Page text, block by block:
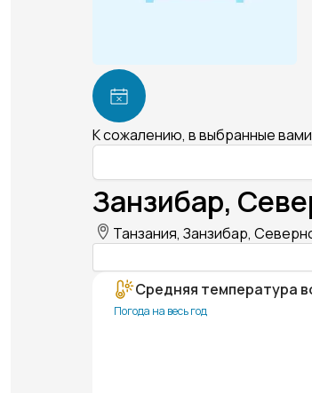
К сожалению, в выбранные
Занзибар,
Танзания, Занзибар,
Средняя температура
Погода на весь год